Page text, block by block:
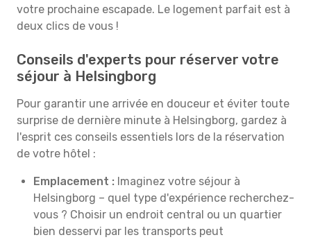
votre prochaine escapade. Le logement parfait est à
deux clics de vous !
Conseils d'experts pour réserver votre
séjour à Helsingborg
Pour garantir une arrivée en douceur et éviter toute
surprise de dernière minute à Helsingborg, gardez à
l'esprit ces conseils essentiels lors de la réservation
de votre hôtel :
Emplacement : Imaginez votre séjour à
Helsingborg – quel type d'expérience recherchez-
vous ? Choisir un endroit central ou un quartier
bien desservi par les transports peut